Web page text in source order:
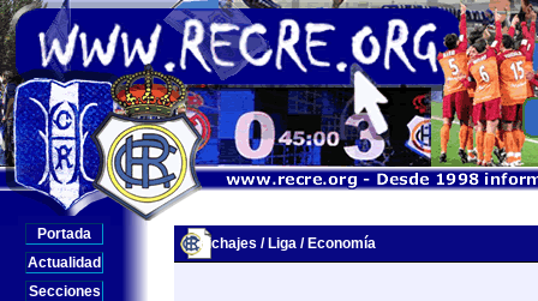
Fichajes / Liga / Economía
Portada
Actualidad
Secciones